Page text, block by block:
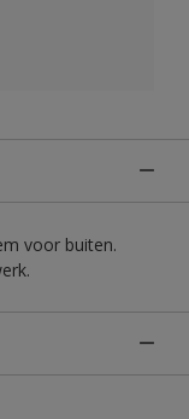
voor buiten.